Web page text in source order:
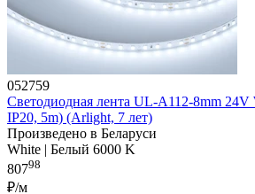
052759
Светодиодная лента UL-A112-8mm 24V
IP20, 5m) (Arlight, 7 лет)
Произведено в Беларуси
White | Белый 6000 K
80798
₽/м